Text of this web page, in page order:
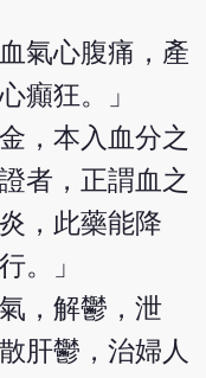
氣心腹痛，產
癲狂。」
，本入血分之
者，正謂血之
，此藥能降
。」
，解鬱，泄
肝鬱，治婦人